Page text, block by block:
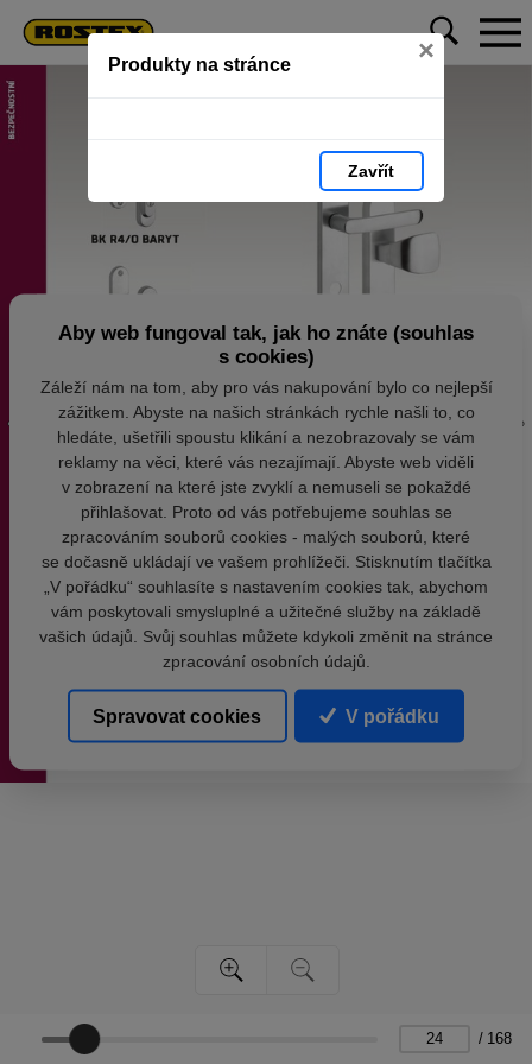
Produkty na stránce ×
Zavřít
/ 168
Aby web fungoval tak, jak ho znáte (souhlas
s cookies)
Záleží nám na tom, aby pro vás nakupování bylo co nejlepší
zážitkem. Abyste na našich stránkách rychle našli to, co
hledáte, ušetřili spoustu klikání a nezobrazovaly se vám
reklamy na věci, které vás nezajímají. Abyste web viděli
v zobrazení na které jste zvyklí a nemuseli se pokaždé
přihlašovat. Proto od vás potřebujeme souhlas se
zpracováním souborů cookies - malých souborů, které
se dočasně ukládají ve vašem prohlížeči. Stisknutím tlačítka
„V pořádku“ souhlasíte s nastavením cookies tak, abychom
vám poskytovali smysluplné a užitečné služby na základě
vašich údajů. Svůj souhlas můžete kdykoli změnit na stránce
zpracování osobních údajů.
Spravovat cookies V pořádku